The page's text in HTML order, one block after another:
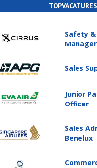
TOPVACATURES
Safety &
Manager
Sales
Junior
Officer
Sales
Benelux